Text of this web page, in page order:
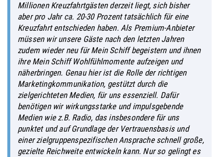
Millionen Kreuzfahrtgästen derzeit liegt, sich bisher
aber pro Jahr ca. 20-30 Prozent tatsächlich für eine
Kreuzfahrt entschieden haben. Als Premium-Anbieter
müssen wir unsere Gäste nach den letzten Jahren
zudem wieder neu fürMein Schiffbegeistern und ihnen
ihre Mein SchiffWohlfühlmomente aufzeigen und
näherbringen. Genau hier ist die Rolle der richtigen
Marketingkommunikation, gestützt durch die
zielgerichteten Medien, für uns essenziell. Dafür
benötigen wir wirkungsstarke und impulsgebende
Medien wie z.B. Radio, das insbesondere für uns
punktet und auf Grundlage der Vertrauensbasis und
einer zielgruppenspezifischen Ansprache schnell große,
gezielte Reichweite entwickeln kann. Nur so gelingt es